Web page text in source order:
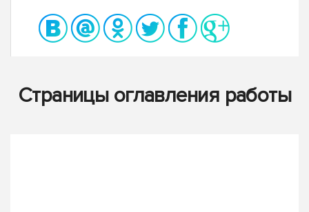
Страницы оглавления работы